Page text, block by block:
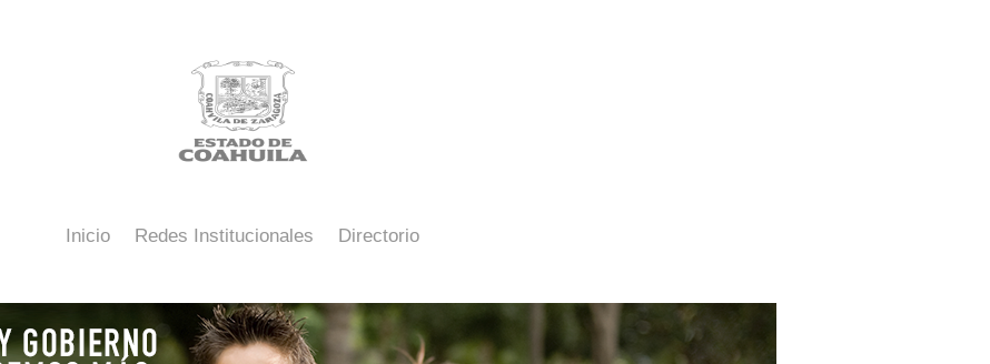
Inicio Redes Institucionales Directorio